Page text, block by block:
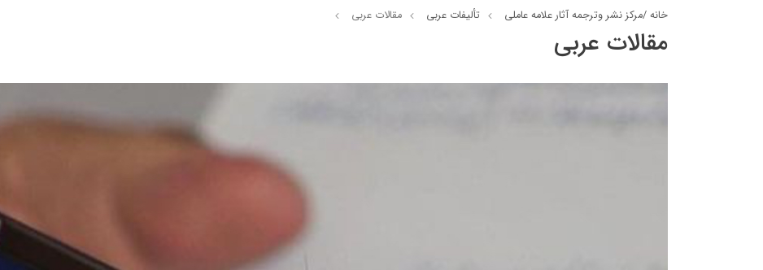
خانه /مركز نشر وترجمه آثار علامه عاملی تألیفات عربی مقالات عربی
مقالات عربی